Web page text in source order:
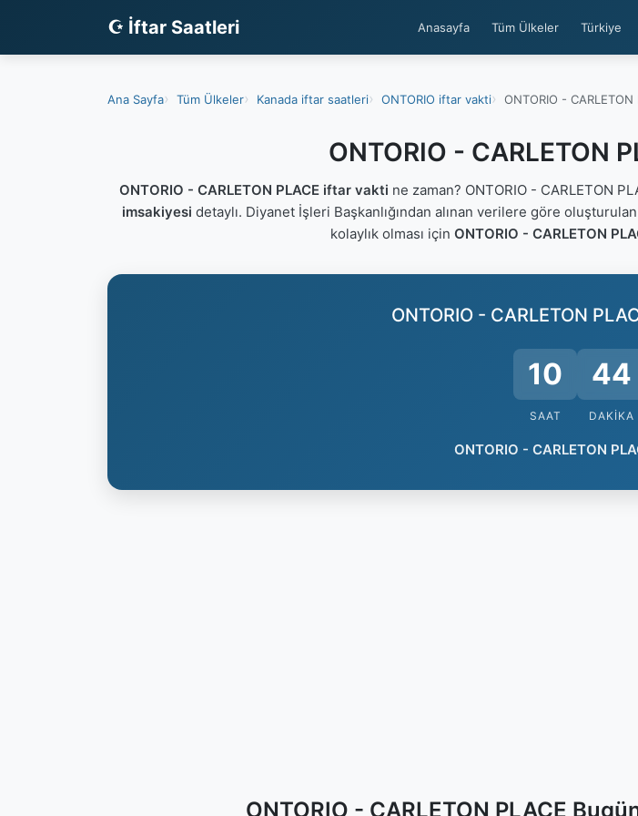
☪ İftar Saatleri Anasayfa Tüm Ülkeler Türkiye
Ana Sayfa Tüm Ülkeler Kanada iftar saatleri ONTORIO iftar vakti ONTORIO -
ONTORIO - CARLETON
ONTORIO - CARLETON PLACE iftar vakti ne zaman? ONTORIO - CARLETON
imsakiyesi detaylı. Diyanet İşleri Başkanlığından alınan verilere göre oluşturulan
kolaylık olması için ONTORIO - CARLETON
ONTORIO - CARLETON
10
SAAT
44
DAKIKA
ONTORIO - CARLETON
ONTORIO - CARLETON PLACE